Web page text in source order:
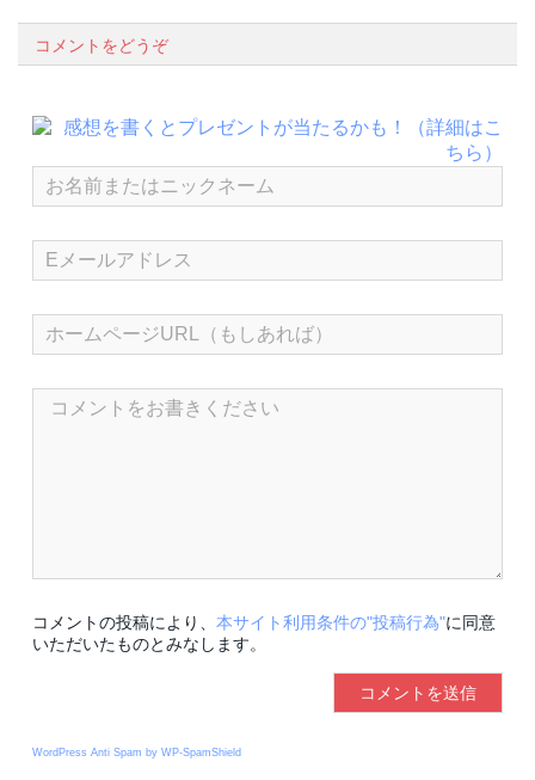
コメントをどうぞ
コメントの投稿により、 本サイト利用条件の"投稿行為"に同意
いただいたものとみなします。
WordPress Anti Spam by WP-SpamShield